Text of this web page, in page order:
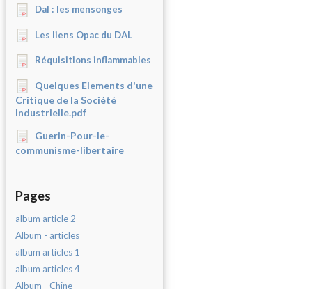
Dal : les mensonges
Les liens Opac du DAL
Réquisitions inflammables
Quelques Elements d'une
Critique de la Société
Industrielle.pdf
Guerin-Pour-le-
communisme-libertaire
Pages
album article 2
Album - articles
album articles 1
album articles 4
Album - Chine